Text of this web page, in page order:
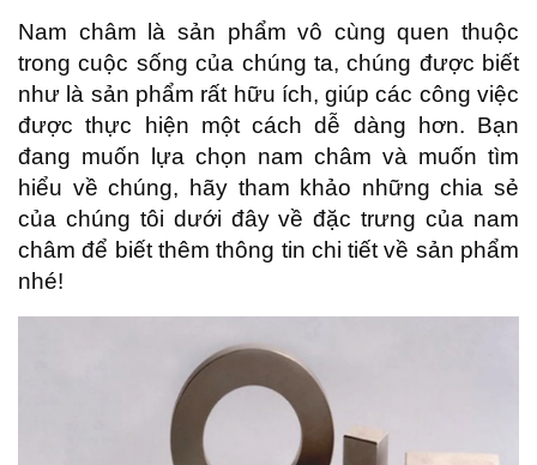
Nam châm là sản phẩm vô cùng quen thuộc
trong cuộc sống của chúng ta, chúng được biết
như là sản phẩm rất hữu ích, giúp các công việc
được thực hiện một cách dễ dàng hơn. Bạn
đang muốn lựa chọn nam châm và muốn tìm
hiểu về chúng, hãy tham khảo những chia sẻ
của chúng tôi dưới đây về đặc trưng của nam
châm để biết thêm thông tin chi tiết về sản phẩm
nhé!